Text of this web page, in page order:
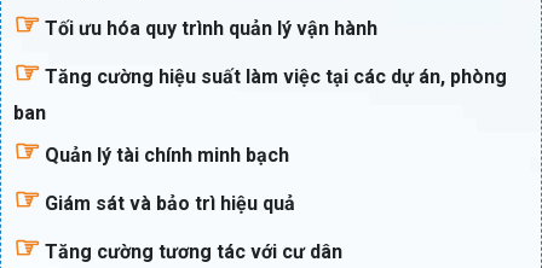
☞Tối ưu hóa quy trình quản lý vận hành
☞Tăng cường hiệu suất làm việc tại các dự án, phòng
ban
☞Quản lý tài chính minh bạch
☞Giám sát và bảo trì hiệu quả
☞Tăng cường tương tác với cư dân